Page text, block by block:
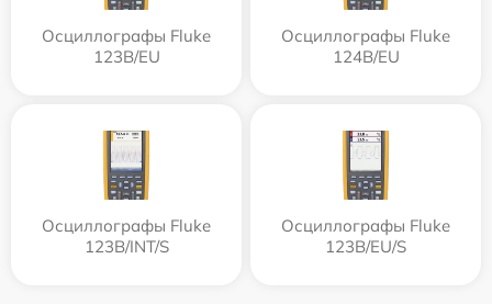
Осциллографы Fluke
123B/EU
Осциллографы Fluke
124B/EU
Осциллографы Fluke
123B/INT/S
Осциллографы Fluke
123B/EU/S